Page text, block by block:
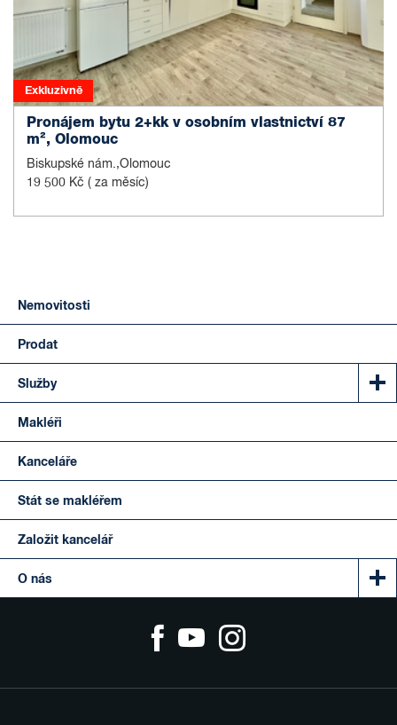
Exkluzivně
Pronájem bytu 2+kk v osobním vlastnictví 87
m², Olomouc
Biskupské nám.,Olomouc
19 500 Kč ( za měsíc)
Nemovitosti
Prodat
Služby
Makléři
Kanceláře
Stát se makléřem
Založit kancelář
O nás